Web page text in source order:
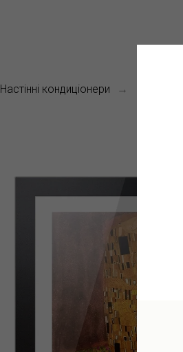
Настінні кондиціонери →